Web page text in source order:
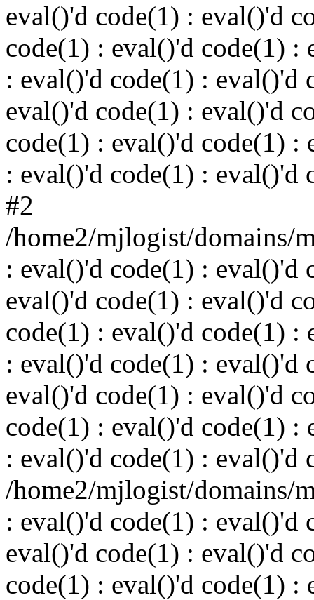
eval()'d code(1) : eval()'d
code(1) : eval()'d code(1) :
: eval()'d code(1) : eval()'d
eval()'d code(1) : eval()'d
code(1) : eval()'d code(1) :
: eval()'d code(1) : eval()'d
#2
/home2/mjlogist/domains/
: eval()'d code(1) : eval()'d
eval()'d code(1) : eval()'d
code(1) : eval()'d code(1) :
: eval()'d code(1) : eval()'d
eval()'d code(1) : eval()'d
code(1) : eval()'d code(1) :
: eval()'d code(1) : eval()'d
/home2/mjlogist/domains/
: eval()'d code(1) : eval()'d
eval()'d code(1) : eval()'d
code(1) : eval()'d code(1) :